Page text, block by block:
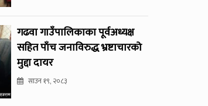
गढवा गाउँपालिकाका पूर्वअध्यक्ष
सहित पाँच जनाविरुद्ध भ्रष्टाचारको
मुद्दा दायर
साउन १९, २०८३